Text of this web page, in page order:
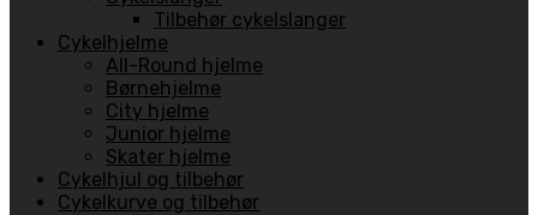
Tilbehør cykelslanger
Cykelhjelme
All-Round hjelme
Børnehjelme
City hjelme
Junior hjelme
Skater hjelme
Cykelhjul og tilbehør
Cykelkurve og tilbehør